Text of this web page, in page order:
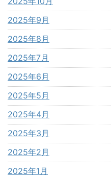
2025年9月
2025年8月
2025年7月
2025年6月
2025年5月
2025年4月
2025年3月
2025年2月
2025年1月